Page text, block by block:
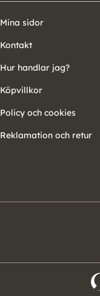
Mina sidor
Kontakt
Hur handlar jag?
Köpvillkor
Policy och cookies
Reklamation och retur